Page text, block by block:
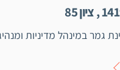
גמר במינהל מדיניות ומנהיגות